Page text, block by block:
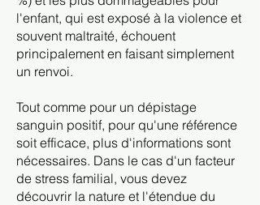
l'enfant, qui est exposé à la violence et
souvent maltraité, échouent
principalement en faisant simplement
un renvoi.
Tout comme pour un dépistage
sanguin positif, pour qu'une référence
soit efficace, plus d'informations sont
nécessaires. Dans le cas d'un facteur
de stress familial, vous devez
découvrir la nature et l'étendue du